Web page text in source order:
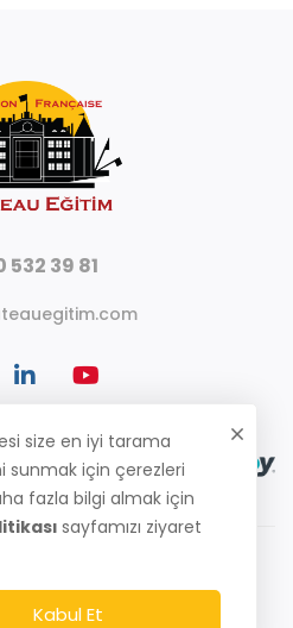
532 39 81
size en iyi tarama
sunmak için çerezleri
fazla bilgi almak için
sayfamızı ziyaret
Kabul Et